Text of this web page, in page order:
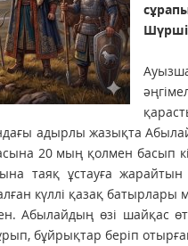
адырлы жазықта
20 мың қолмен басып
таяқ ұстауға жарайтын
күллі қазақ
Абылайдың өзі
бұйрықтар беріп